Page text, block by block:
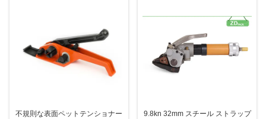
不規則な表面ペットテンショナー
9.8kn 32mm スチール ストラップ